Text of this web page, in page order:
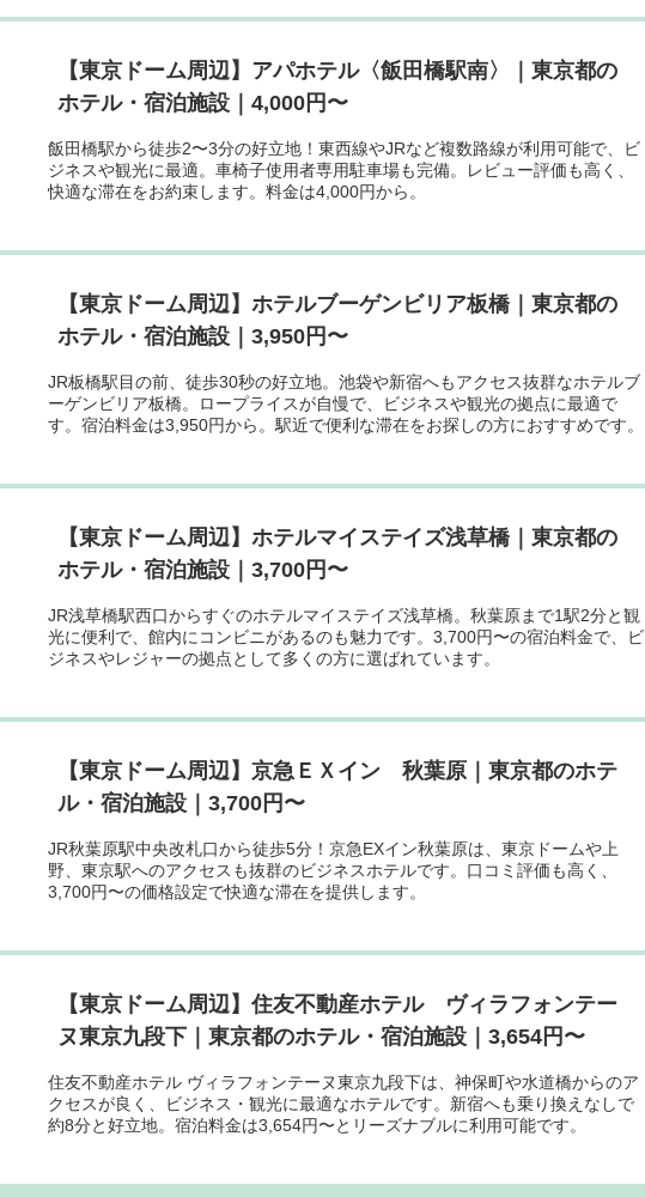
【東京ドーム周辺】アパホテル〈飯田橋駅南〉｜東京都の
ホテル・宿泊施設｜4,000円〜
飯田橋駅から徒歩2〜3分の好立地！東西線やJRなど複数路線が利用可能で、ビ
ジネスや観光に最適。車椅子使用者専用駐車場も完備。レビュー評価も高く、
快適な滞在をお約束します。料金は4,000円から。
【東京ドーム周辺】ホテルブーゲンビリア板橋｜東京都の
ホテル・宿泊施設｜3,950円〜
JR板橋駅目の前、徒歩30秒の好立地。池袋や新宿へもアクセス抜群なホテルブ
ーゲンビリア板橋。ロープライスが自慢で、ビジネスや観光の拠点に最適で
す。宿泊料金は3,950円から。駅近で便利な滞在をお探しの方におすすめです。
【東京ドーム周辺】ホテルマイステイズ浅草橋｜東京都の
ホテル・宿泊施設｜3,700円〜
JR浅草橋駅西口からすぐのホテルマイステイズ浅草橋。秋葉原まで1駅2分と観
光に便利で、館内にコンビニがあるのも魅力です。3,700円〜の宿泊料金で、ビ
ジネスやレジャーの拠点として多くの方に選ばれています。
【東京ドーム周辺】京急ＥＸイン 秋葉原｜東京都のホテ
ル・宿泊施設｜3,700円〜
JR秋葉原駅中央改札口から徒歩5分！京急EXイン秋葉原は、東京ドームや上
野、東京駅へのアクセスも抜群のビジネスホテルです。口コミ評価も高く、
3,700円〜の価格設定で快適な滞在を提供します。
【東京ドーム周辺】住友不動産ホテル ヴィラフォンテー
ヌ東京九段下｜東京都のホテル・宿泊施設｜3,654円〜
住友不動産ホテル ヴィラフォンテーヌ東京九段下は、神保町や水道橋からのア
クセスが良く、ビジネス・観光に最適なホテルです。新宿へも乗り換えなしで
約8分と好立地。宿泊料金は3,654円〜とリーズナブルに利用可能です。